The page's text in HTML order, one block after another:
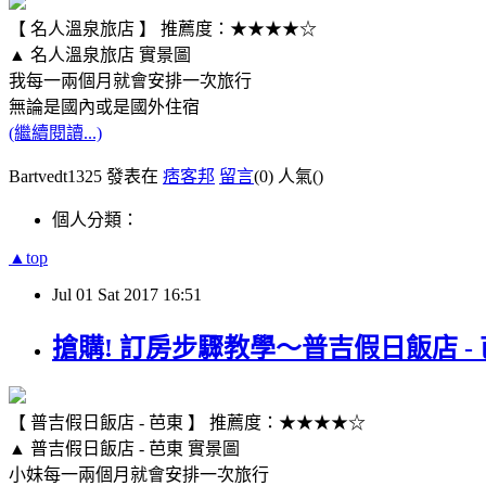
【 名人溫泉旅店 】 推薦度：★★★★☆
▲ 名人溫泉旅店 實景圖
我每一兩個月就會安排一次旅行
無論是國內或是國外住宿
(繼續閱讀...)
Bartvedt1325 發表在 痞客邦 留言(0) 人氣()
個人分類：
▲top
Jul 01 Sat 2017 16:51
搶購! 訂房步驟教學～普吉假日飯店 -
【 普吉假日飯店 - 芭東 】 推薦度：★★★★☆
▲ 普吉假日飯店 - 芭東 實景圖
小妹每一兩個月就會安排一次旅行